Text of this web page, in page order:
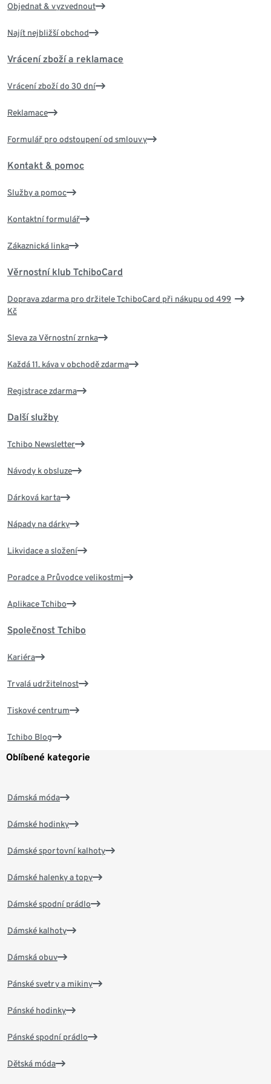
Objednat & vyzvednout
Najít nejbližší obchod
Vrácení zboží a reklamace
Vrácení zboží do 30 dní
Reklamace
Formulář pro odstoupení od smlouvy
Kontakt & pomoc
Služby a pomoc
Kontaktní formulář
Zákaznická linka
Věrnostní klub TchiboCard
Doprava zdarma pro držitele TchiboCard při nákupu od 499
Kč
Sleva za Věrnostní zrnka
Každá 11. káva v obchodě zdarma
Registrace zdarma
Další služby
Tchibo Newsletter
Návody k obsluze
Dárková karta
Nápady na dárky
Likvidace a složení
Poradce a Průvodce velikostmi
Aplikace Tchibo
Společnost Tchibo
Kariéra
Trvalá udržitelnost
Tiskové centrum
Tchibo Blog
Oblíbené kategorie
Dámská móda
Dámské hodinky
Dámské sportovní kalhoty
Dámské halenky a topy
Dámské spodní prádlo
Dámské kalhoty
Dámská obuv
Pánské svetry a mikiny
Pánské hodinky
Pánské spodní prádlo
Dětská móda